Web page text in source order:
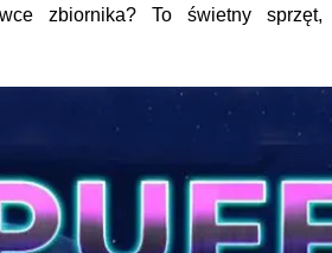
zbiornika? To świetny sprzęt,